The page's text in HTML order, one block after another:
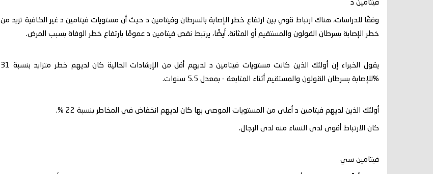
فيتامين د
وفقًا للدراسات، هناك ارتباط قوي بين ارتفاع خطر الإصابة بالسرطان وفيتامين د حيث أن مستويات فيتامين د غير الكافية تزيد من
خطر الإصابة بسرطان القولون والمستقيم أو المثانة. أيضًا، يرتبط نقص فيتامين د عمومًا بارتفاع خطر الوفاة بسبب المرض.
يقول الخبراء إن أولئك الذين كانت مستويات فيتامين د لديهم أقل من الإرشادات الحالية كان لديهم خطر متزايد بنسبة 31
%للإصابة بسرطان القولون والمستقيم أثناء المتابعة - بمعدل 5.5 سنوات.
أولئك الذين لديهم فيتامين د أعلى من المستويات الموصى بها كان لديهم انخفاض في المخاطر بنسبة 22 %.
كان الارتباط أقوى لدى النساء منه لدى الرجال.
فيتامين سي